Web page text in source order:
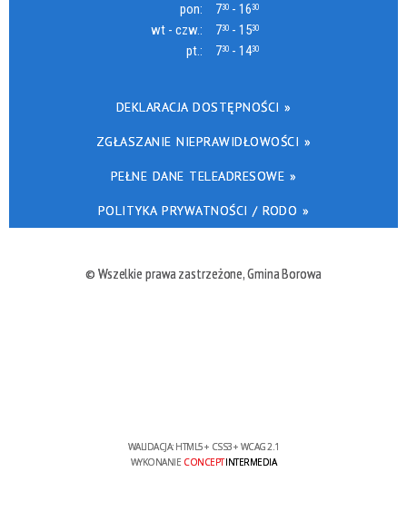
pon: 730 - 1630
wt - czw.: 730 - 1530
pt.: 730 - 1430
DEKLARACJA DOSTĘPNOŚCI »
ZGŁASZANIE NIEPRAWIDŁOWOŚCI »
PEŁNE DANE TELEADRESOWE »
POLITYKA PRYWATNOŚCI / RODO »
© Wszelkie prawa zastrzeżone, Gmina Borowa
WALIDACJA: HTML5+ CSS3+ WCAG 2.1
WYKONANIE CONCEPTINTERMEDIA